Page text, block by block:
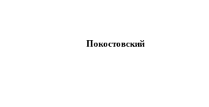
Покостовский